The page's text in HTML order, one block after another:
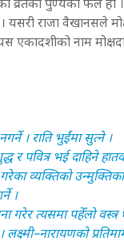
व्रतको पुण्यको फल
यसरी राजा वैखानसले
नाम
। राति भुईंमा सुत्ने ।
शुद्ध र पवित्र भई
उन्मुक्तिका
।
गरेर त्यसमा पहेँलो